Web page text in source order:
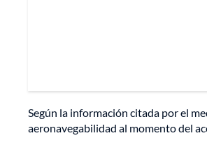
Según la información citada por el
aeronavegabilidad al momento del